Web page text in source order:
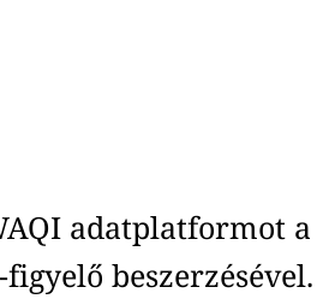
adatplatformot a
beszerzésével.